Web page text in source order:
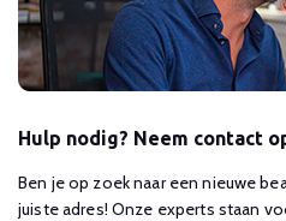
Hulp nodig? Neem contact
Ben je op zoek naar een nieuwe
juiste adres! Onze experts staan